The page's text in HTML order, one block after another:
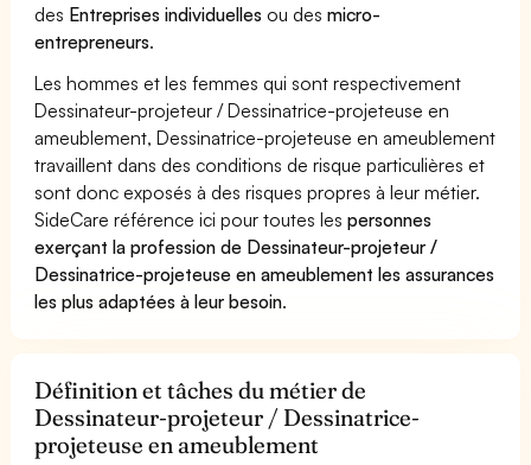
des Entreprises individuelles ou desmicro-
entrepreneurs.
Les hommes et les femmes qui sont respectivement
Dessinateur-projeteur / Dessinatrice-projeteuse en
ameublement, Dessinatrice-projeteuse en ameublement
travaillent dans des conditions de risque particulières et
sont donc exposés à des risques propres à leur métier.
SideCare référence ici pour toutes lespersonnes
exerçant la profession de Dessinateur-projeteur /
Dessinatrice-projeteuse en ameublement les assurances
les plus adaptées à leur besoin.
Définition et tâches du métier de
Dessinateur-projeteur / Dessinatrice-
projeteuse en ameublement